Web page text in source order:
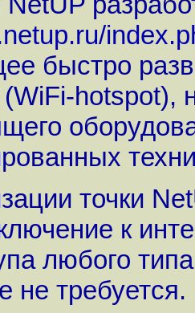
быстро
(WiFi-hotspot),
точки
к
любого
не требуется.